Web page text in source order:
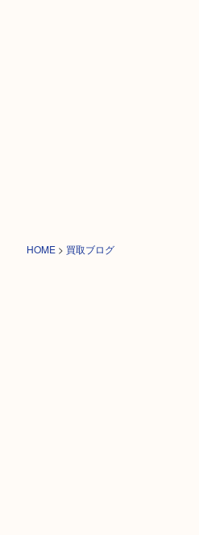
HOME > 買取ブログ